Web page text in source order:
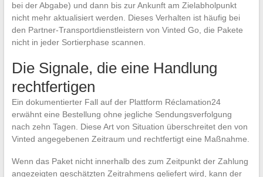
bei der Abgabe) und dann bis zur Ankunft am Zielabholpunkt
nicht mehr aktualisiert werden. Dieses Verhalten ist häufig bei
den Partner-Transportdienstleistern von Vinted Go, die Pakete
nicht in jeder Sortierphase scannen.
Die Signale, die eine Handlung
rechtfertigen
Ein dokumentierter Fall auf der Plattform Réclamation24
erwähnt eine Bestellung ohne jegliche Sendungsverfolgung
nach zehn Tagen. Diese Art von Situation überschreitet den von
Vinted angegebenen Zeitraum und rechtfertigt eine Maßnahme.
Wenn das Paket nicht innerhalb des zum Zeitpunkt der Zahlung
angezeigten geschätzten Zeitrahmens geliefert wird, kann der